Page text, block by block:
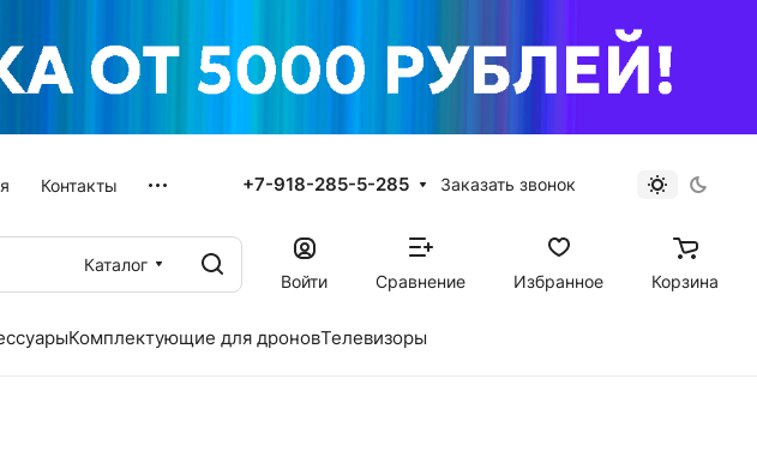
Контакты +7-918-285-5-285 Заказать звонок
Каталог
Войти
Сравнение Избранное Корзина
Комплектующие для дроновТелевизоры